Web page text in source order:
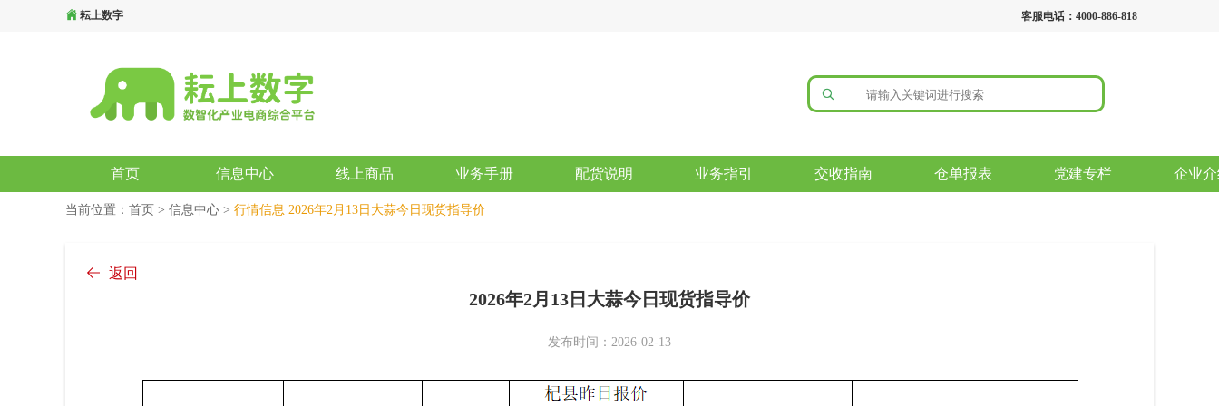
耘上数字 客服电话：4000-886-818
首页 信息中心 线上商品 业务手册 配货说明 业务指引 交收指南 仓单报表 党建专栏 企业
当前位置： 首页 > 信息中心 > 行情信息 2026年2月13日大蒜今日现货指导价
返回
2026年2月13日大蒜今日现货指导价
发布时间：2026-02-13